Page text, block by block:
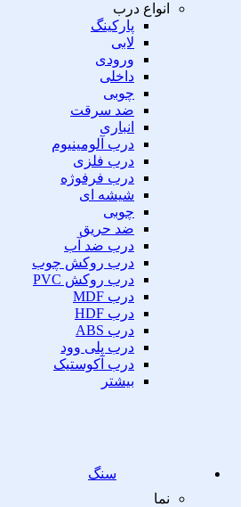
انواع درب
پارکینگ
لابی
ورودی
داخلی
چوبی
ضد سرقت
انباری
درب آلومینیوم
درب فلزی
درب فرفوژه
شیشه ای
چوبی
ضد حریق
درب ضد آب
درب روکش چوب
درب روکش PVC
درب MDF
درب HDF
درب ABS
درب پلی وود
درب آکوستیک
بیشتر
سنگ
نما